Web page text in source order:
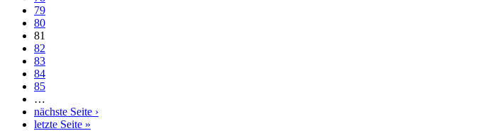
79
80
81
82
83
84
85
…
nächste Seite ›
letzte Seite »